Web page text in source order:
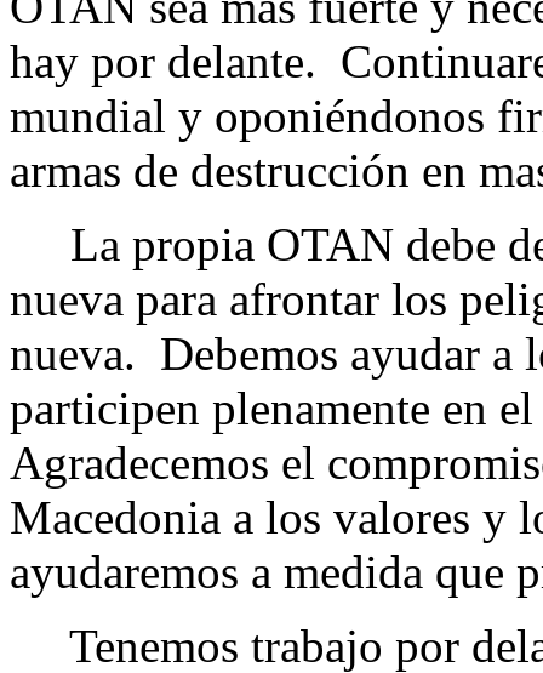
hay por delante.
mundial y oponiéndonos
armas de destrucción en
La propia OTAN debe
nueva para afrontar los
nueva. Debemos ayudar a
participen plenamente en
Agradecemos el
Macedonia a los valores
ayudaremos a medida que
Tenemos trabajo por